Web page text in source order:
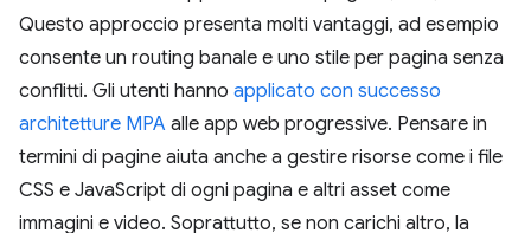
Questo approccio presenta molti vantaggi, ad esempio
consente un routing banale e uno stile per pagina senza
conflitti. Gli utenti hanno applicato con successo
architetture MPA alle app web progressive. Pensare in
termini di pagine aiuta anche a gestire risorse come i file
CSS e JavaScript di ogni pagina e altri asset come
immagini e video. Soprattutto, se non carichi altro, la